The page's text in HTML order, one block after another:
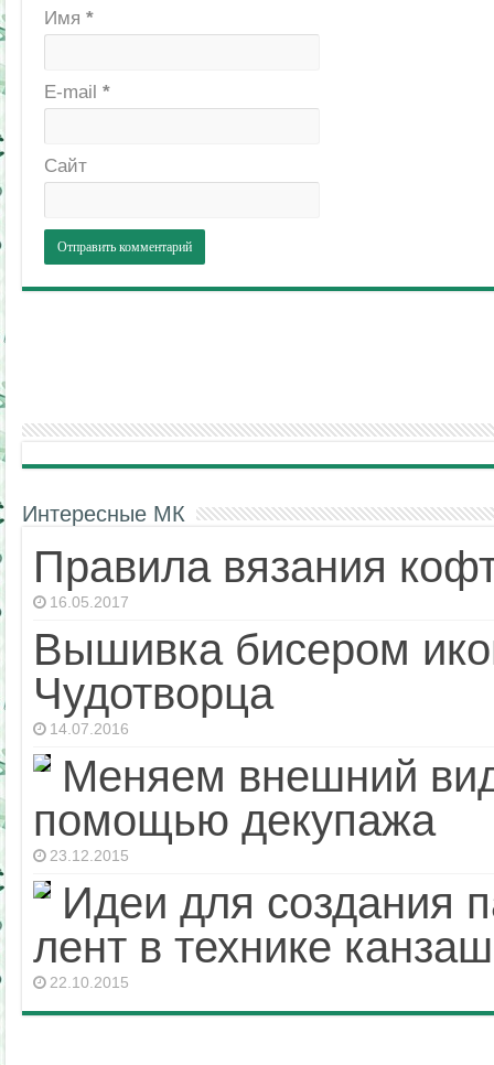
Имя *
E-mail *
Сайт
Интересные МК
Правила вязания
16.05.2017
Вышивка бисером
Чудотворца
14.07.2016
Меняем внешний
помощью декупажа
23.12.2015
Идеи для создания
лент в технике
22.10.2015